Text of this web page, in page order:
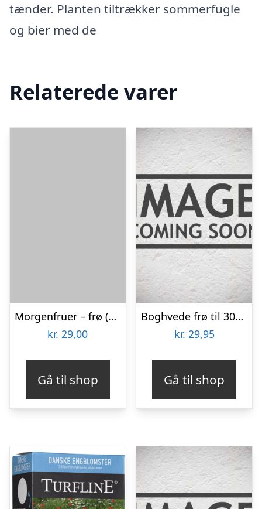
tænder. Planten tiltrækker sommerfugle
og bier med de
Relaterede varer
Morgenfruer – frø (øko)
kr. 29,00
Gå til shop
Boghvede frø til 30m2
kr. 29,95
Gå til shop